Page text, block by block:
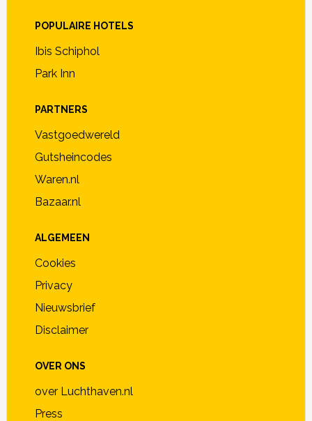
POPULAIRE HOTELS
Ibis Schiphol
Park Inn
PARTNERS
Vastgoedwereld
Gutsheincodes
Waren.nl
Bazaar.nl
ALGEMEEN
Cookies
Privacy
Nieuwsbrief
Disclaimer
OVER ONS
over Luchthaven.nl
Press